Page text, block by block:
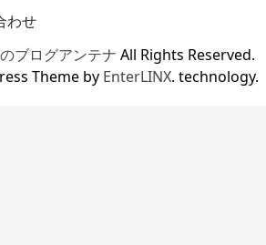
わせ
ブログアンテナ All Rights Reserved.
Theme by EnterLINX. technology.